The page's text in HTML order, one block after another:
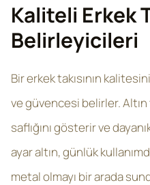
Kaliteli Erkek
Belirleyicileri
Bir erkek takısının
ve güvencesi belirler.
saflığını gösterir ve
ayar altın, günlük
metal olmayı bir arada